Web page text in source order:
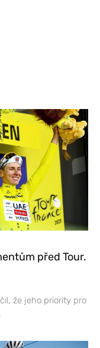
před Tour.
že jeho priority pro